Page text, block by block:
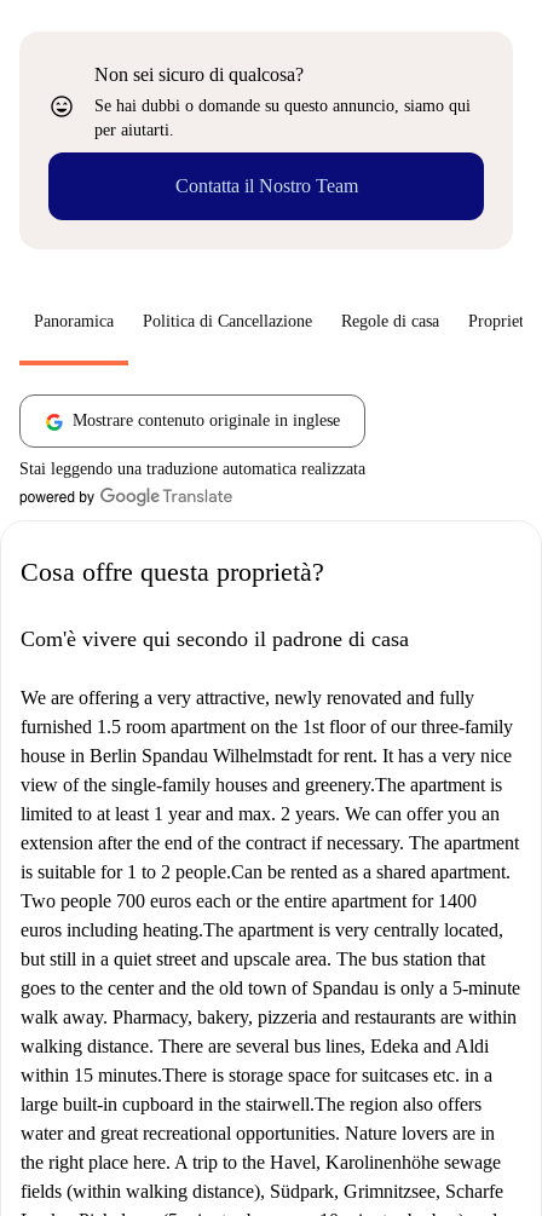
sentiment_very_satisfied
Non sei sicuro di qualcosa?
Se hai dubbi o domande su questo annuncio, siamo qui
per aiutarti.
Contatta il Nostro Team
Panoramica Politica di Cancellazione Regole di casa
Mostrare contenuto originale in inglese
Stai leggendo una traduzione automatica realizzata
Cosa offre questa proprietà?
Com'è vivere qui secondo il padrone di casa
We are offering a very attractive, newly renovated and fully
furnished 1.5 room apartment on the 1st floor of our three-family
house in Berlin Spandau Wilhelmstadt for rent. It has a very nice
view of the single-family houses and greenery. ​ The apartment is
limited to at least 1 year and max. 2 years. We can offer you an
extension after the end of the contract if necessary. The apartment
is suitable for 1 to 2 people. ​ Can be rented as a shared apartment.
Two people 700 euros each or the entire apartment for 1400
euros including heating. ​ The apartment is very centrally located,
but still in a quiet street and upscale area. The bus station that
goes to the center and the old town of Spandau is only a 5-minute
walk away. Pharmacy, bakery, pizzeria and restaurants are within
walking distance. There are several bus lines, Edeka and Aldi
within 15 minutes. ​ There is storage space for suitcases etc. in a
large built-in cupboard in the stairwell. ​ The region also offers
water and great recreational opportunities. Nature lovers are in
the right place here. A trip to the Havel, Karolinenhöhe sewage
fields (within walking distance), Südpark, Grimnitzsee, Scharfe